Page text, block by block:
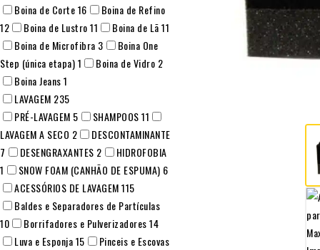
Boina de Corte16
Boina de Refino
12
Boina de Lustro11 Boina de Lã11
Boina de Microfibra 3
Boina One
Step (única etapa)1 Boina de Vidro 2
Boina Jeans1
LAVAGEM 235
PRÉ-LAVAGEM 5 SHAMPOOS11
LAVAGEM A SECO 2
DESCONTAMINANTE
7
DESENGRAXANTES 2
HIDROFOBIA
1
SNOW FOAM (CANHÃO DE ESPUMA) 6
ACESSÓRIOS DE LAVAGEM115
Baldes e Separadores de Partículas
10
Borrifadores e Pulverizadores14
Luva e Esponja15
Pinceis e Escovas